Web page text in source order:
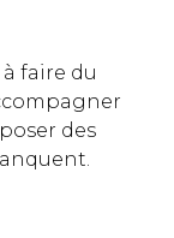
faire du
des